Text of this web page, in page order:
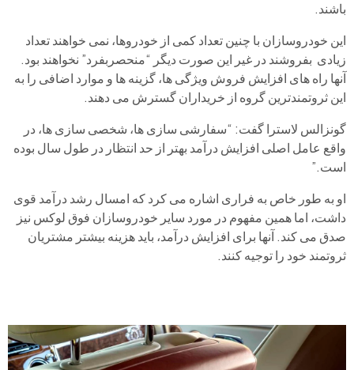
باشند.
این خودروسازان با چنین تعداد کمی از خودروها، نمی خواهند تعداد
زیادی بفروشند در غیر این صورت دیگر “منحصربفرد” نخواهند بود.
آنها راه های افزایش فروش ویژگی ها، گزینه ها و موارد اضافی را به
این ثروتمندترین گروه از خریداران گسترش می دهند.
گونزالس لاسترا گفت: “سفارشی سازی ها، شخصی سازی ها، در
واقع عامل اصلی افزایش درآمد بهتر از حد انتظار در طول سال بوده
است.”
او به طور خاص به فراری اشاره می کرد که امسال رشد درآمد قوی
داشت، اما همین مفهوم در مورد سایر خودروسازان فوق لوکس نیز
صدق می کند. آنها برای افزایش درآمد، باید هزینه بیشتر مشتریان
ثروتمند خود را توجیه کنند.